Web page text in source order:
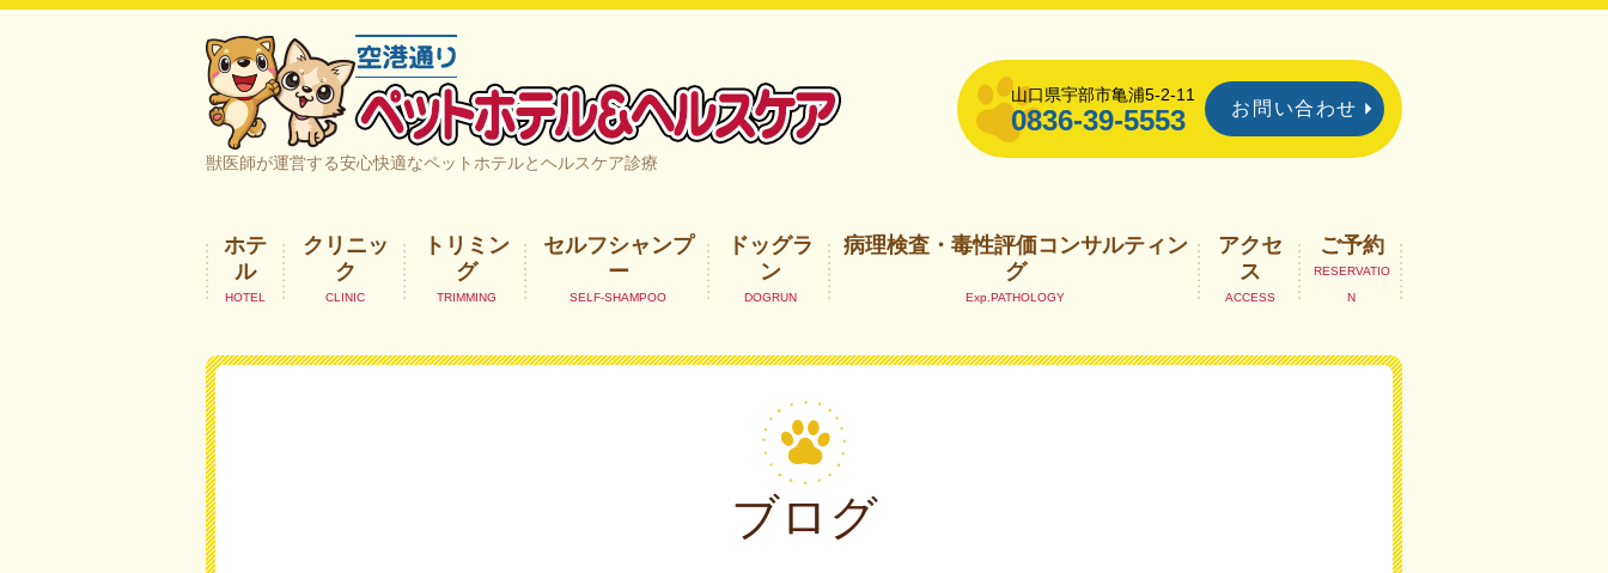
空港通りペットホテル＆ヘルスケア｜山口県宇部市
獣医師が運営する安心快適なペットホテルとヘルスケア診療
山口県宇部市亀浦5-2-11
0836-39-5553 お問い合わせ
ホテ
ル
クリニッ
ク
トリミン
グ
セルフシャンプ
ー
ドッグラ
ン
病理検査・毒性評価コンサルティン
グ
アクセ
ス
ご予約
ブログ